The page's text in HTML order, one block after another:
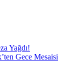
Yağdı!
Gece Mesaisi